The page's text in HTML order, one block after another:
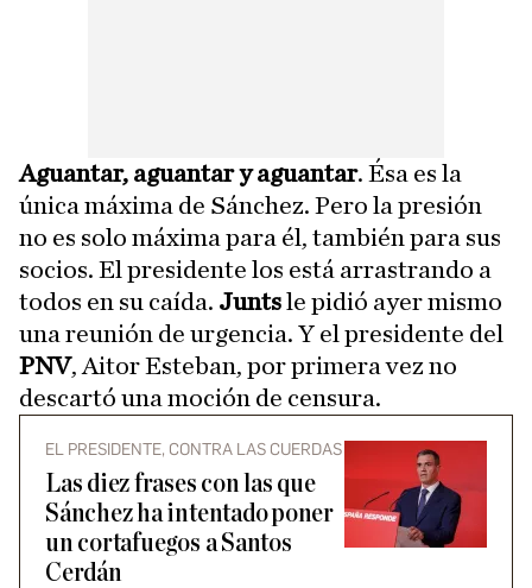
Aguantar, aguantar y aguantar. Ésa es la
única máxima de Sánchez. Pero la presión
no es solo máxima para él, también para sus
socios. El presidente los está arrastrando a
todos en su caída. Juntsle pidió ayer mismo
una reunión de urgencia. Y el presidente del
PNV, Aitor Esteban, por primera vez no
descartó una moción de censura.
EL PRESIDENTE, CONTRA LAS CUERDAS
Las diez frases con las que
Sánchez ha intentado poner
un cortafuegos a Santos
Cerdán